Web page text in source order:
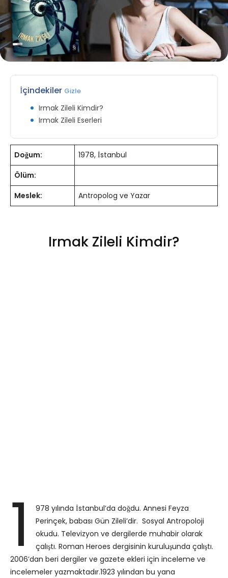
İçindekiler Gizle
Irmak Zileli Kimdir?
Irmak Zileli Eserleri
Doğum:
1978, İstanbul
Ölüm:
Meslek:
Antropolog ve Yazar
Irmak Zileli Kimdir?
1
978 yılında İstanbul’da doğdu. Annesi Feyza
Perinçek, babası Gün Zileli’dir. Sosyal Antropoloji
okudu. Televizyon ve dergilerde muhabir olarak
çalıştı. Roman Heroes dergisinin kuruluşunda çalıştı.
2006’dan beri dergiler ve gazete ekleri için inceleme ve
incelemeler yazmaktadır.1923 yılından bu yana